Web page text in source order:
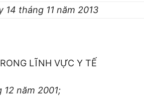
14 tháng 11 năm 2013
LĨNH VỰC Y TẾ
năm 2001;